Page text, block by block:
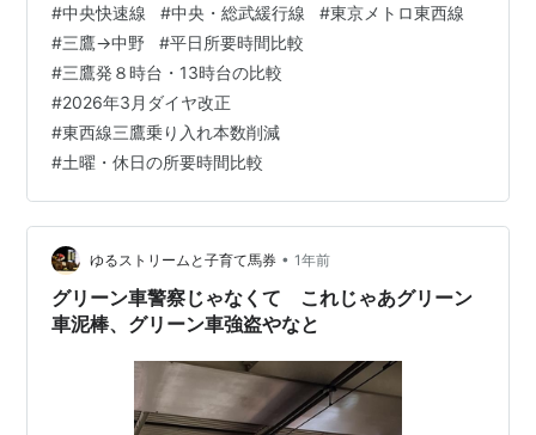
線のダイヤ比較の話です。 中央線三鷹～中野間（以下、
「同区間」）は複々線ながらも、平日の快速は同区間で
各駅停車運転となっています。 土曜・休日の快速は、同
区間では吉祥寺と荻窪のみの停車ですが、平日の同区間
は緩行線と実質的に同じです。 ホームは方向別でなく、
快速線と緩行線とで分かれており、同区…
#中央快速線 #中央・総武緩行線 #東京メトロ東西線
#三鷹→中野 #平日所要時間比較
#三鷹発８時台・13時台の比較
#2026年3月ダイヤ改正
#東西線三鷹乗り入れ本数削減
#土曜・休日の所要時間比較
ゆるストリームと子育て馬券 • 1年前
グリーン車警察じゃなくて これじゃあグリーン
車泥棒、グリーン車強盗やなと